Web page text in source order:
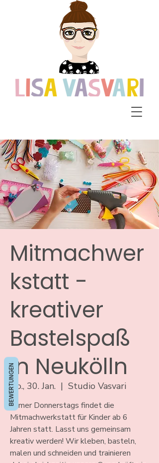
Mitmachwer
kstatt -
kreativer
Bastelspaß
in Neukölln
Do., 30. Jan.
  |
Studio Vasvari
Immer Donnerstags findet die
Mitmachwerkstatt für Kinder ab 6
Jahren statt. Lasst uns gemeinsam
kreativ werden! Wir kleben, basteln,
malen und schneiden und trainieren
BEWERTUNGEN